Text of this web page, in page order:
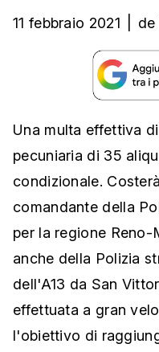
11 febbraio 2021 de
Una multa effettiva
pecuniaria di 35
condizionale.
comandante della
per la regione Reno-
anche della Polizia
dell'A13 da San
effettuata a gran
l'obiettivo di